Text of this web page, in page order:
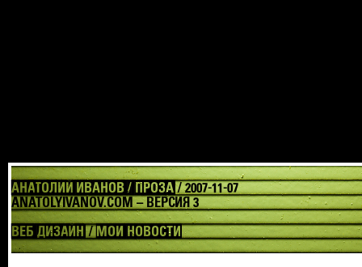
АНАТОЛИЙ ИВАНОВ / ПРОЗА/ 2007-11-07
ANATOLYIVANOV.COM – ВЕРСИЯ 3
ВЕБ ДИЗАЙН/МОИ НОВОСТИ